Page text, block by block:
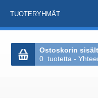
TUOTERYHMÄT
Ostoskorin
0 tuotetta -